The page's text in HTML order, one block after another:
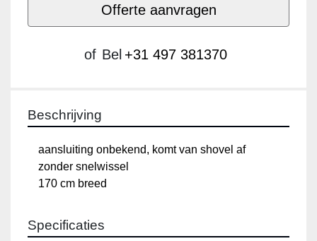
Offerte aanvragen
of Bel +31 497 381370
Beschrijving
aansluiting onbekend, komt van shovel af zonder
snelwissel
170 cm breed